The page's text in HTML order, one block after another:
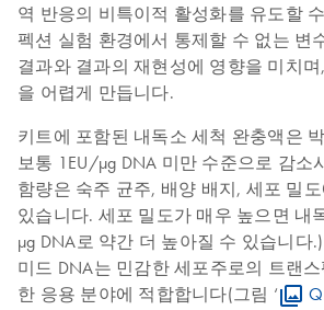
역 반응의 비특이적 활성화를 유도할
펙션 실험 환경에서 통제할 수 없는 변
결과와 결과의 재현성에 영향을 미치
을 어렵게 만듭니다.
키트에 포함된 내독소 세척 완충액은
보통 1EU/μg DNA 미만 수준으로 감소
함량은 숙주 균주, 배양 배지, 세포 밀
있습니다. 세포 밀도가 매우 높으면 내
μg DNA로 약간 더 높아질 수 있습니다
미드 DNA는 민감한 세포주로의 트랜
한 응용 분야에 적합합니다(그림 ‘